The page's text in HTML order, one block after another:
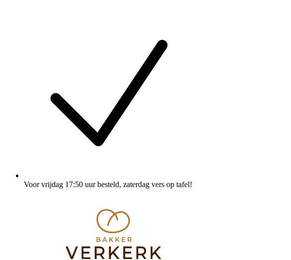
Voor vrijdag 17:50 uur besteld, zaterdag vers op tafel!